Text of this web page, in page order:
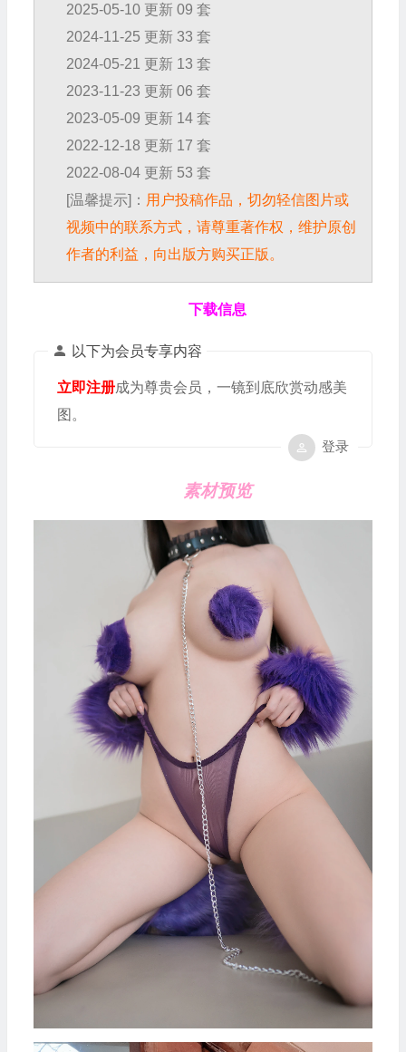
2025-05-10 更新 09 套
2024-11-25 更新 33 套
2024-05-21 更新 13 套
2023-11-23 更新 06 套
2023-05-09 更新 14 套
2022-12-18 更新 17 套
2022-08-04 更新 53 套
[温馨提示]： 用户投稿作品，切勿轻信图片或
视频中的联系方式，请尊重著作权，维护原创
作者的利益，向出版方购买正版。
下载信息
以下为会员专享内容
立即注册成为尊贵会员，一镜到底欣赏动感美
图。
登录
素材预览